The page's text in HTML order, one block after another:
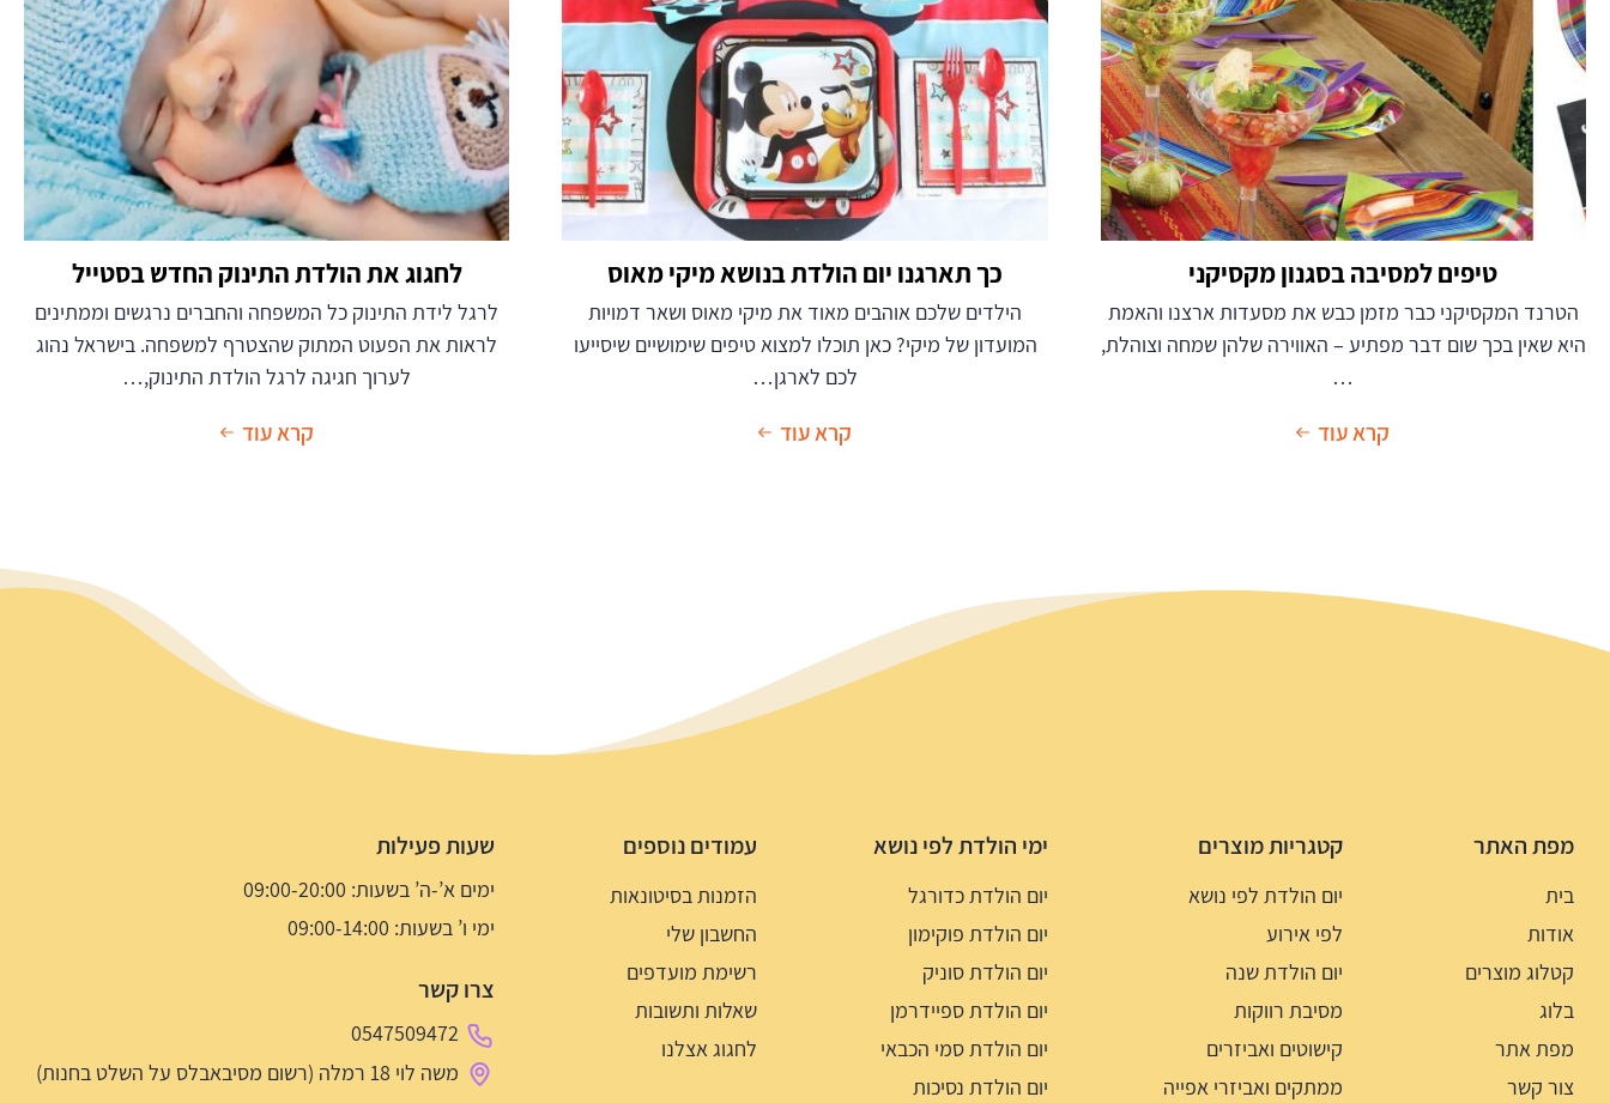
טיפים למסיבה בסגנון מקסיקני
הטרנד המקסיקני כבר מזמן כבש את מסעדות ארצנו והאמת
היא שאין בכך שום דבר מפתיע – האווירה שלהן שמחה וצוהלת,
…
קרא עוד
כך תארגנו יום הולדת בנושא מיקי מאוס
הילדים שלכם אוהבים מאוד את מיקי מאוס ושאר דמויות
המועדון של מיקי? כאן תוכלו למצוא טיפים שימושיים שיסייעו
לכם לארגן…
קרא עוד
לחגוג את הולדת התינוק החדש בסטייל
לרגל לידת התינוק כל המשפחה והחברים נרגשים וממתינים
לראות את הפעוט המתוק שהצטרף למשפחה. בישראל נהוג
לערוך חגיגה לרגל הולדת התינוק,…
קרא עוד
מפת האתר
בית
אודות
קטלוג מוצרים
בלוג
מפת אתר
צור קשר
קטגריות מוצרים
יום הולדת לפי נושא
לפי אירוע
יום הולדת שנה
מסיבת רווקות
קישוטים ואביזרים
ממתקים ואביזרי אפייה
ימי הולדת לפי נושא
יום הולדת כדורגל
יום הולדת פוקימון
יום הולדת סוניק
יום הולדת ספיידרמן
יום הולדת סמי הכבאי
יום הולדת נסיכות
עמודים נוספים
הזמנות בסיטונאות
החשבון שלי
רשימת מועדפים
שאלות ותשובות
לחגוג אצלנו
שעות פעילות
ימים א’-ה’ בשעות: 09:00-20:00
ימי ו’ בשעות: 09:00-14:00
צרו קשר
0547509472
משה לוי 18 רמלה (רשום מסיבאבלס על השלט בחנות)